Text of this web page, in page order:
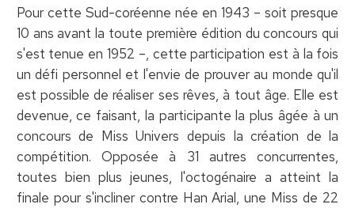
Pour cette Sud-coréenne née en 1943 – soit presque
10 ans avant la toute première édition du concours qui
s'est tenue en 1952 –, cette participation est à la fois
un défi personnel et l'envie de prouver au monde qu'il
est possible de réaliser ses rêves, à tout âge. Elle est
devenue, ce faisant, la participante la plus âgée à un
concours de Miss Univers depuis la création de la
compétition. Opposée à 31 autres concurrentes,
toutes bien plus jeunes, l'octogénaire a atteint la
finale pour s'incliner contre Han Arial, une Miss de 22